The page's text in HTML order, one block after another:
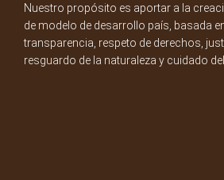
Nuestro propósito es aportar a la
de modelo de desarrollo país, basada
transparencia, respeto de derechos,
resguardo de la naturaleza y cuidado